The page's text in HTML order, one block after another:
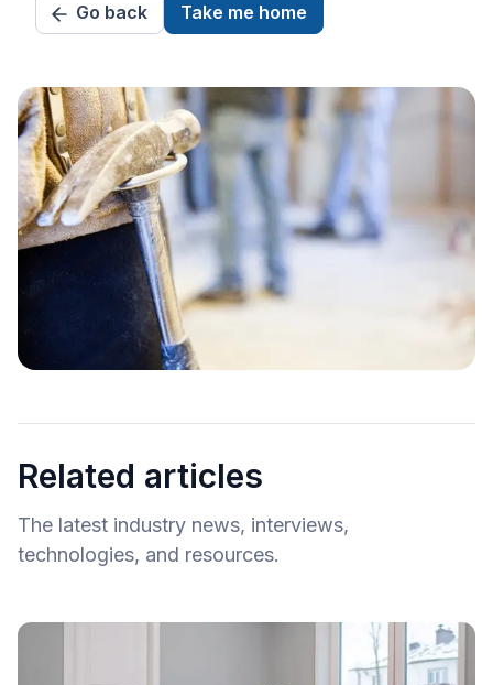
Go back Take me home
Related articles
The latest industry news, interviews,
technologies, and resources.